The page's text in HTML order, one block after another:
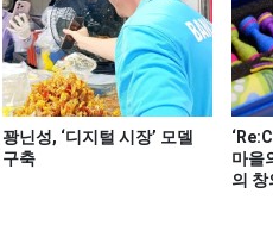
꽝닌성, ‘디지털 시장’ 모델
구축
마을
의 창